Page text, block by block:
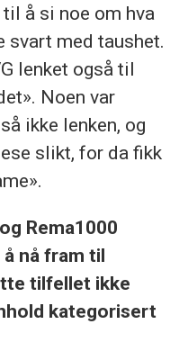
å si noe om hva
svart med taushet.
lenket også til
Noen var
ikke lenken, og
slikt, for da fikk
Rema1000
nå fram til
tilfellet ikke
kategorisert